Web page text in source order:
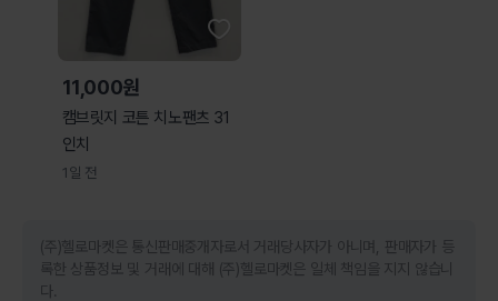
11,000원
캠브릿지 코튼 치노팬츠 31
인치
1일 전
(주)헬로마켓은 통신판매중개자로서 거래당사자가 아니며, 판매자가 등
록한 상품정보 및 거래에 대해 (주)헬로마켓은 일체 책임을 지지 않습니
다.